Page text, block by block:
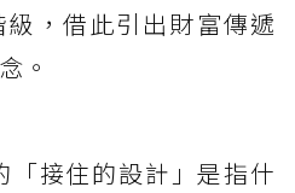
，借此引出財富傳遞
。
「接住的設計」是指什